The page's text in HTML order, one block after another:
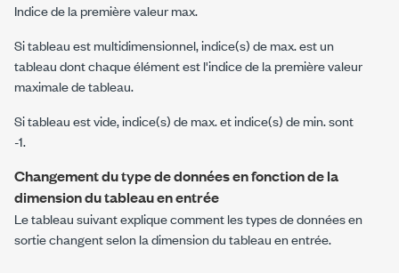
Indice de la premièrevaleur max.
Sitableauest multidimensionnel,indice(s) de max.est un
tableau dont chaque élément est l'indice de la première valeur
maximale detableau.
Sitableauest vide,indice(s) de max.etindice(s) de min.sont
-1.
Changement du type de données en fonction de la
dimension du tableau en entrée
Le tableau suivant explique comment les types de données en
sortie changent selon la dimension du tableau en entrée.